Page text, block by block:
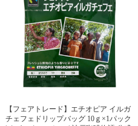
【フェアトレード】エチオピア イルガ
チェフェドリップバッグ 10ｇ×1パック